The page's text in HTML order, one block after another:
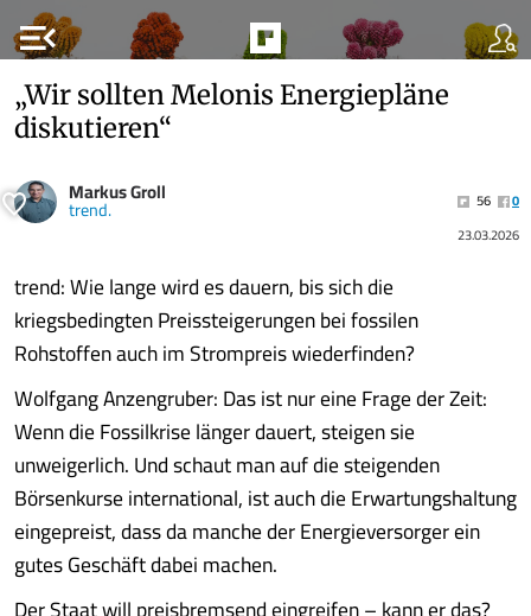
menu_open
„Wir sollten Melonis Energiepläne
diskutieren“
Markus Groll
trend. 56
0
23.03.2026
trend: Wie lange wird es dauern, bis sich die
kriegsbedingten Preissteigerungen bei fossilen
Rohstoffen auch im Strompreis wiederfinden?
Wolfgang Anzengruber: Das ist nur eine Frage der Zeit:
Wenn die Fossilkrise länger dauert, steigen sie
unweigerlich. Und schaut man auf die steigenden
Börsenkurse international, ist auch die Erwartungshaltung
eingepreist, dass da manche der Energieversorger ein
gutes Geschäft dabei machen.